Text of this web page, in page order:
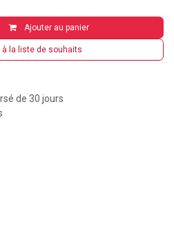
Ajouter au panier
à la liste de souhaits
de 30 jours